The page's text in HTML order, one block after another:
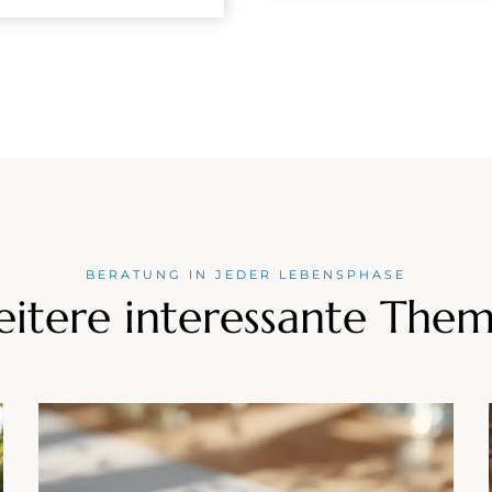
BERATUNG IN JEDER LEBENSPHASE
interessante